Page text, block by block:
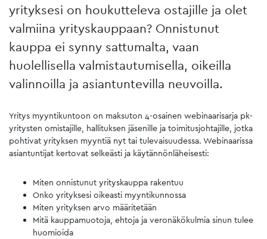
yrityksesi on houkutteleva ostajille ja olet
valmiina yrityskauppaan? Onnistunut
kauppa ei synny sattumalta, vaan
huolellisella valmistautumisella, oikeilla
valinnoilla ja asiantuntevilla neuvoilla.
Yritys myyntikuntoon on maksuton 4-osainen webinaarisarja pk-
yritysten omistajille, hallituksen jäsenille ja toimitusjohtajille, jotka
pohtivat yrityksen myyntiä nyt tai tulevaisuudessa. Webinaarissa
asiantuntijat kertovat selkeästi ja käytännönläheisesti:
Miten onnistunut yrityskauppa rakentuu
Onko yrityksesi oikeasti myyntikunnossa
Miten yrityksen arvo määritetään
Mitä kauppamuotoja, ehtoja ja veronäkökulmia sinun tulee
huomioida